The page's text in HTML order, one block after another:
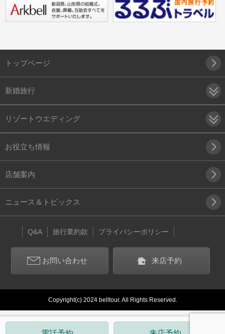
トップページ
新婚旅行
リゾートウエディング
お役立ち情報
店舗案内
ニュース＆トピックス
Q&A 旅行業約款 プライバシーポリシー
お問い合わせ 来店予約
Copyright(c) 2024 belltour. All Rights Reserved.